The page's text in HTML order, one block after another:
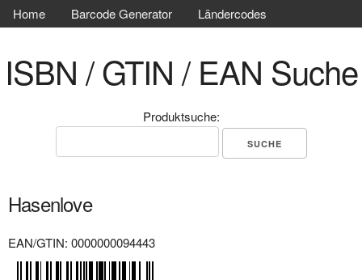
Home Barcode Generator Ländercodes
ISBN / GTIN / EAN Suche
Produktsuche:
Hasenlove
EAN/GTIN: 0000000094443